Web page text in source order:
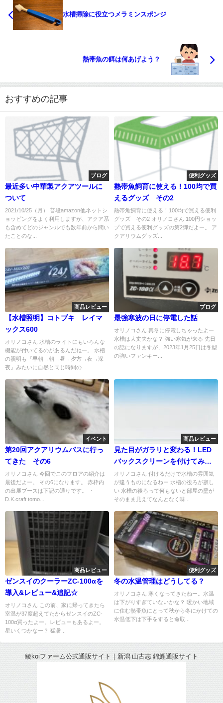
水槽掃除に役立つメラミンスポンジ
熱帯魚の餌は何あげよう？
おすすめの記事
ブログ
最近多い中華製アクアツールに
ついて
2021/10/25（月） 普段amazon他ネットシ
ョッピングをよく利用しますが、アクア系
も含めてどのジャンルでも数年前から聞い
たことのな...
便利グッズ
熱帯魚飼育に使える！100均で買
えるグッズ その2
熱帯魚飼育に使える！100均で買える便利
グッズ その2 オリノコさん 100円ショッ
プで買える便利グッズの第2弾だよー。 ア
クアリウムグッズ...
商品レビュー
【水槽照明】コトブキ レイマ
ックス600
オリノコさん 水槽のライトにもいろんな
機能が付いてるのがあるんだねー。 水槽
の照明も『早朝→朝→昼→夕方→夜→深
夜』みたいに自然と同じ時間の...
ブログ
最強寒波の日に停電した話
オリノコさん 真冬に停電しちゃったよー
水槽は大丈夫かな？ 強い寒気が来る 先日
の話になりますが、2023年1月25日は冬型
の強いファンキー...
イベント
第20回アクアリウムバスに行っ
てきた その6
オリノコさん 今回でこのフロアの紹介は
最後だよー。 その6になります。 赤枠内
の出展ブースは下記の通りです。 ・
D.K.craft tomo...
商品レビュー
見た目がガラリと変わる！LED
バックスクリーンを付けてみ
た！
オリノコさん 付けるだけで水槽の雰囲気
が違うものになるねー 水槽の後ろが寂し
い 水槽の後ろって何もないと部屋の壁が
そのまま見えてなんとなく味...
商品レビュー
ゼンスイのクーラーZC-100αを
導入&レビュー&追記☆
オリノコさん この前、家に帰ってきたら
室温が37度超えてたからゼンスイのZC-
100α買ったよー。レビューもあるよー。
星いくつかなー？ 猛暑...
便利グッズ
冬の水温管理はどうしてる？
オリノコさん 寒くなってきたねー。水温
は下がりすぎていないかな？ 暖かい地域
に住む熱帯魚にとって秋から冬にかけての
水温低下は下手をすると命取...
綾koiファーム公式通販サイト｜新潟 山古志 錦鯉通販サイト